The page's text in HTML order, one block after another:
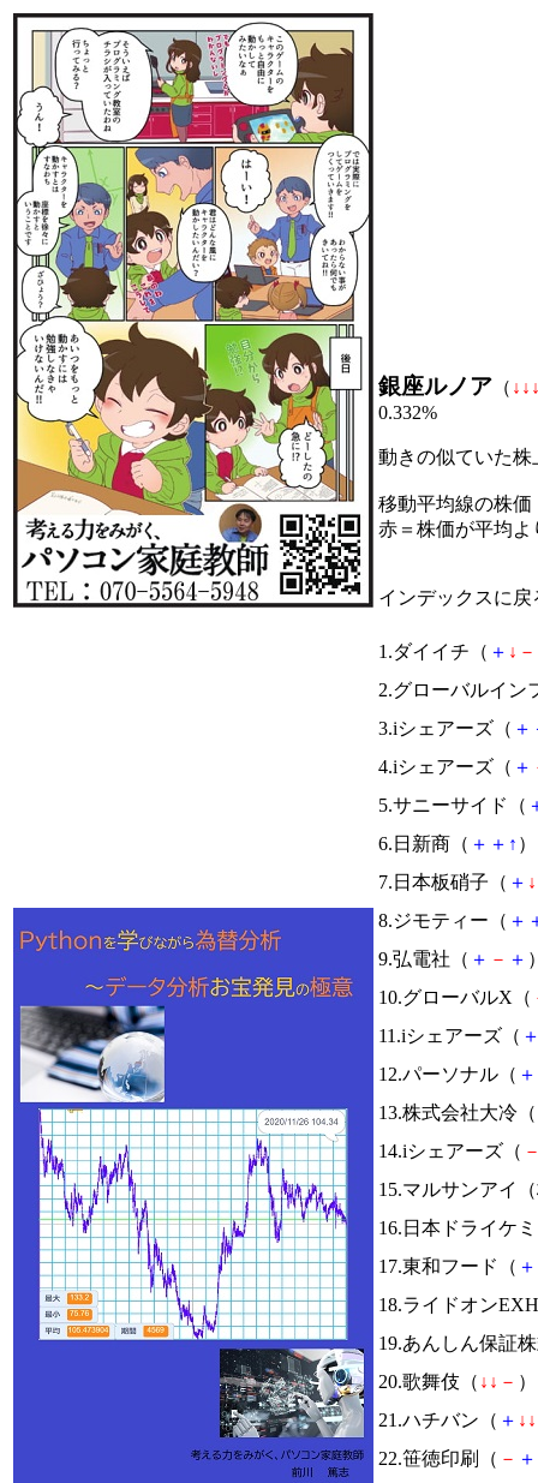
銀座ルノア （ ↓ ↓
0.332%
動きの似ていた
移動平均線の株価
赤＝株価が平均
インデックスに戻
1.ダイイチ（ ＋ ↓ －
2.グローバルイン
3.iシェアーズ（ ＋
4.iシェアーズ（ ＋
5.サニーサイド（
6.日新商（ ＋ ＋ ↑
7.日本板硝子（ ＋ ↓
8.ジモティー（ ＋
9.弘電社（ ＋ － ＋
10.グローバルX（
11.iシェアーズ（
12.パーソナル（ ＋
13.株式会社大冷（
14.iシェアーズ（
15.マルサンアイ
16.日本ドライケ
17.東和フード（ ＋
18.ライドオン
19.あんしん保証
20.歌舞伎（ ↓ ↓ －
21.ハチバン（ ＋ ↓ ↓
22.笹徳印刷（ － ＋